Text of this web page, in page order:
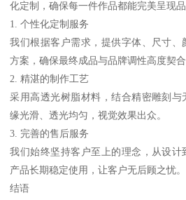
化定制，确保每一件作品都能完美呈现品
1. 个性化定制服务
我们根据客户需求，提供字体、尺寸、
方案，确保最终成品与品牌调性高度契合
2. 精湛的制作工艺
采用高透光树脂材料，结合精密雕刻与
缘光滑、透光均匀，视觉效果出众。
3. 完善的售后服务
我们始终坚持客户至上的理念，从设
产品长期稳定使用，让客户无后顾之忧。
结语